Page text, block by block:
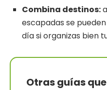
Combina destinos:
escapadas se
día si organizas bien
Otras guías